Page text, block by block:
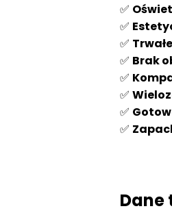
✅
✅
✅
✅ Brak
✅
✅
✅
✅
Dane